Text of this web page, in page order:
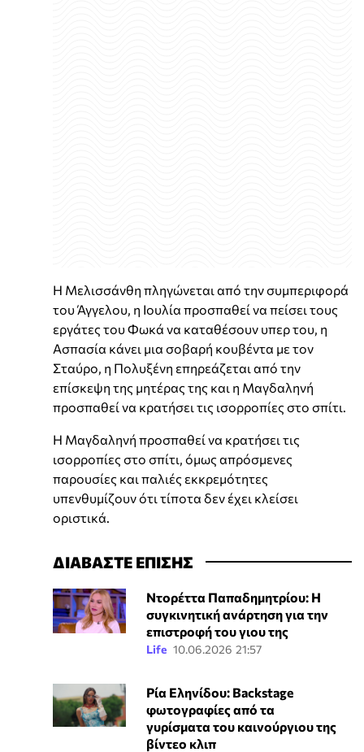
Η Μελισσάνθη πληγώνεται από την συμπεριφορά
του Άγγελου, η Ιουλία προσπαθεί να πείσει τους
εργάτες του Φωκά να καταθέσουν υπερ του, η
Ασπασία κάνει μια σοβαρή κουβέντα με τον
Σταύρο, η Πολυξένη επηρεάζεται από την
επίσκεψη της μητέρας της και η Μαγδαληνή
προσπαθεί να κρατήσει τις ισορροπίες στο σπίτι.
Η Μαγδαληνή προσπαθεί να κρατήσει τις
ισορροπίες στο σπίτι, όμως απρόσμενες
παρουσίες και παλιές εκκρεμότητες
υπενθυμίζουν ότι τίποτα δεν έχει κλείσει
οριστικά.
ΔΙΑΒΑΣΤΕ ΕΠΙΣΗΣ
Ντορέττα Παπαδημητρίου: Η
συγκινητική ανάρτηση για την
επιστροφή του γιου της
Life 10.06.2026 21:57
Ρία Εληνίδου: Backstage
φωτογραφίες από τα
γυρίσματα του καινούργιου της
βίντεο κλιπ